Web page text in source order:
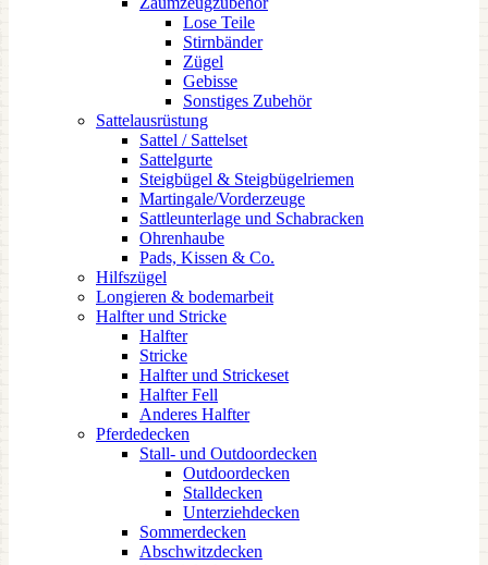
Lose Teile
Stirnbänder
Zügel
Gebisse
Sonstiges Zubehör
Sattelausrüstung
Sattel / Sattelset
Sattelgurte
Steigbügel & Steigbügelriemen
Martingale/Vorderzeuge
Sattleunterlage und Schabracken
Ohrenhaube
Pads, Kissen & Co.
Hilfszügel
Longieren & bodemarbeit
Halfter und Stricke
Halfter
Stricke
Halfter und Strickeset
Halfter Fell
Anderes Halfter
Pferdedecken
Stall- und Outdoordecken
Outdoordecken
Stalldecken
Unterziehdecken
Sommerdecken
Abschwitzdecken